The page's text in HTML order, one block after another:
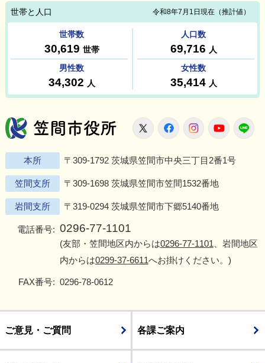
笠間市役所
X FacebookInstagram
本所 〒309-1792 茨城県笠間市中央三丁目2番1号
笠間支所 〒309-1698 茨城県笠間市笠間1532番地
岩間支所 〒319-0294 茨城県笠間市下郷5140番地
電話番号: 0296-77-1101
(友部・笠間地区内からは0296-77-1101 、岩間地区
内からは0299-37-6611へお掛けください。)
FAX番号: 0296-78-0612
ご意見・ご質問 各課ご案内